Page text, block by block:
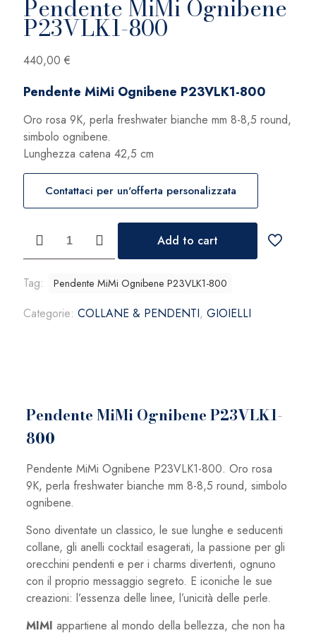
Pendente MiMi Ognibene
P23VLK1-800
440,00 €
Pendente MiMi Ognibene P23VLK1-800
Oro rosa 9K, perla freshwater bianche mm 8-8,5 round,
simbolo ognibene.
Lunghezza catena 42,5 cm
Contattaci per un'offerta personalizzata
MiMi
Ognibene
P23VLK1-
quantità
Add to cart
Tag: Pendente MiMi Ognibene P23VLK1-800
Categorie: COLLANE & PENDENTI, GIOIELLI
Pendente MiMi Ognibene P23VLK1-
800
Pendente MiMi Ognibene P23VLK1-800. Oro rosa
9K, perla freshwater bianche mm 8-8,5 round, simbolo
ognibene.
Sono diventate un classico, le sue lunghe e seducenti
collane, gli anelli cocktail esagerati, la passione per gli
orecchini pendenti e per i charms divertenti, ognuno
con il proprio messaggio segreto. E iconiche le sue
creazioni: l’essenza delle linee, l’unicità delle perle.
MIMI appartiene al mondo della bellezza, che non ha